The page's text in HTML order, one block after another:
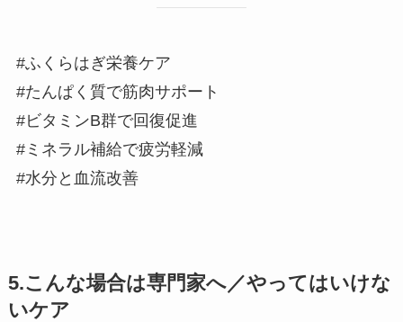
#ふくらはぎ栄養ケア
#たんぱく質で筋肉サポート
#ビタミンB群で回復促進
#ミネラル補給で疲労軽減
#水分と血流改善
5.こんな場合は専門家へ／やってはいけな
いケア